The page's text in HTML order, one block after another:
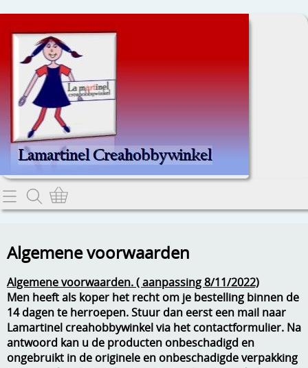
Home
Contact
Webwinkel
A, ja, op is op
Aanbiedingen
Algemene voorwaarden
Algemene voorwaarden
Algemene voorwaarden. ( aanpassing 8/11/2022)
Men heeft als koper het recht om je bestelling binnen de
14 dagen te herroepen. Stuur dan eerst een mail naar
Lamartinel creahobbywinkel via het contactformulier. Na
antwoord kan u de producten onbeschadigd en
ongebruikt in de originele en onbeschadigde verpakking